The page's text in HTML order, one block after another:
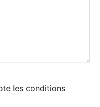
les conditions